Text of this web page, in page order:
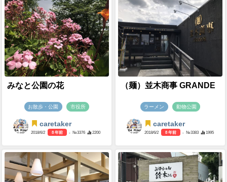
みなと公園の花
お散歩・公園 市役所
caretaker
2018/6/2 8 年前 - №3376 2200
（麺）並木商事 GRANDE
ラーメン 動物公園
caretaker
2018/6/2 8 年前 - №3383 1995